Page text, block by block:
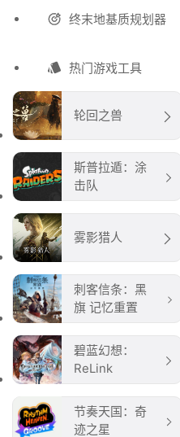
终末地基质规划器
热门游戏工具
轮回之兽
斯普拉遁：涂
击队
雾影猎人
刺客信条：黑
旗 记忆重置
碧蓝幻想：
ReLink
节奏天国：奇
迹之星